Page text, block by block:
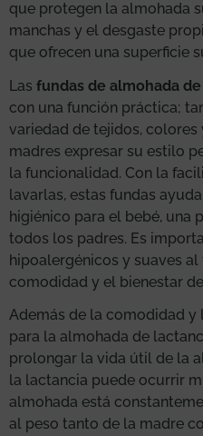
que protegen la almohada
manchas y el desgaste
que ofrecen una superficie
Las fundas de almohada
con una función práctica;
variedad de tejidos, colores
madres expresar su estilo
la funcionalidad. Con la
lavarlas, estas fundas
higiénico para el bebé, una
todos los padres. Es
hipoalergénicos y suaves
comodidad y el bienestar
Además de la comodidad y
para la almohada de
prolongar la vida útil de la
la lactancia puede ocurrir
almohada está
al peso tanto de la madre